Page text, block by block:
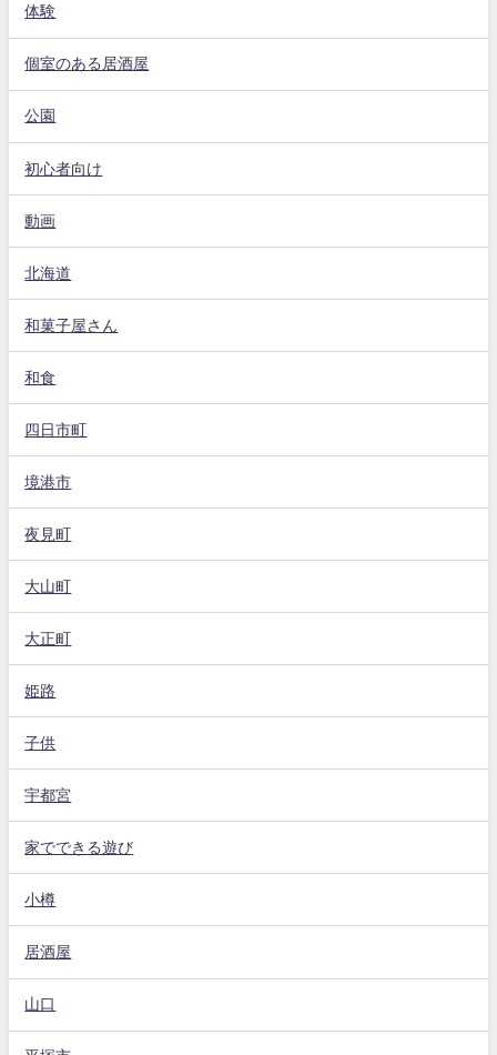
体験
個室のある居酒屋
公園
初心者向け
動画
北海道
和菓子屋さん
和食
四日市町
境港市
夜見町
大山町
大正町
姫路
子供
宇都宮
家でできる遊び
小樽
居酒屋
山口